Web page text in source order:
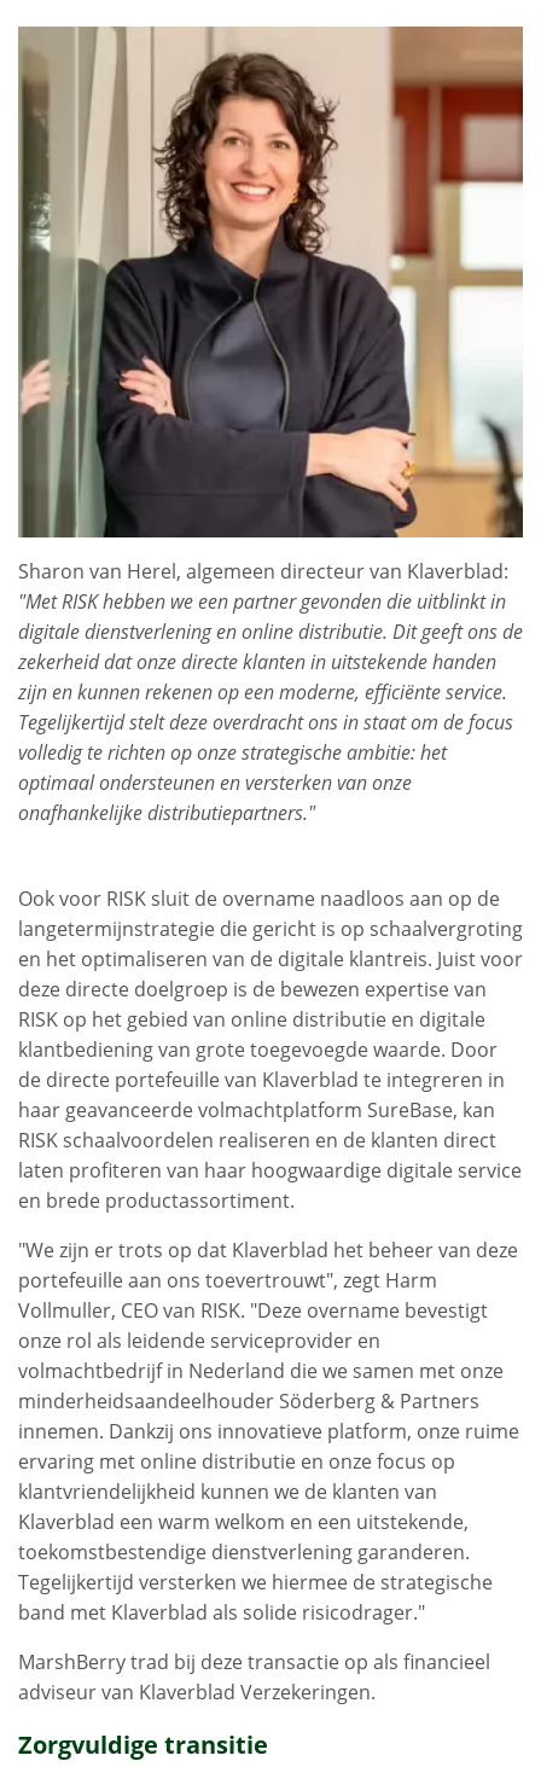
Sharon van Herel, algemeen directeur van Klaverblad:
"Met RISK hebben we een partner gevonden die uitblinkt in
digitale dienstverlening en online distributie. Dit geeft ons de
zekerheid dat onze directe klanten in uitstekende handen
zijn en kunnen rekenen op een moderne, efficiënte service.
Tegelijkertijd stelt deze overdracht ons in staat om de focus
volledig te richten op onze strategische ambitie: het
optimaal ondersteunen en versterken van onze
onafhankelijke distributiepartners."
Ook voor RISK sluit de overname naadloos aan op de
langetermijnstrategie die gericht is op schaalvergroting
en het optimaliseren van de digitale klantreis. Juist voor
deze directe doelgroep is de bewezen expertise van
RISK op het gebied van online distributie en digitale
klantbediening van grote toegevoegde waarde. Door
de directe portefeuille van Klaverblad te integreren in
haar geavanceerde volmachtplatform SureBase, kan
RISK schaalvoordelen realiseren en de klanten direct
laten profiteren van haar hoogwaardige digitale service
en brede productassortiment.
"We zijn er trots op dat Klaverblad het beheer van deze
portefeuille aan ons toevertrouwt", zegt Harm
Vollmuller, CEO van RISK. "Deze overname bevestigt
onze rol als leidende serviceprovider en
volmachtbedrijf in Nederland die we samen met onze
minderheidsaandeelhouder Söderberg & Partners
innemen. Dankzij ons innovatieve platform, onze ruime
ervaring met online distributie en onze focus op
klantvriendelijkheid kunnen we de klanten van
Klaverblad een warm welkom en een uitstekende,
toekomstbestendige dienstverlening garanderen.
Tegelijkertijd versterken we hiermee de strategische
band met Klaverblad als solide risicodrager."
MarshBerry trad bij deze transactie op als financieel
adviseur van Klaverblad Verzekeringen.
Zorgvuldige transitie